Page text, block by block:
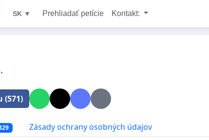
SK ▼ Prehliadať petície Kontakt:
(571)
Zásady ochrany osobných údajov